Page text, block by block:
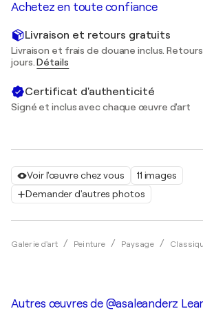
Voir l'œuvre chez vous
11 images
Demander d'autres photos
Galerie d'art Peinture Paysage
Achetez en toute confiance
Livraison et retours gratuits
Livraison et frais de douane inclus.
jours.Détails
Certificat d'authenticité
Signé et inclus avec chaque œuvre d'art
Autres œuvres de @asaleanderz